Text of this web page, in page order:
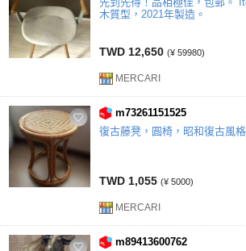
木質型，2021年製造。
TWD 12,650 (¥ 59980)
MERCARI
m73261151525
復古藤凳，圓椅，昭和復古風格
TWD 1,055 (¥ 5000)
MERCARI
m89413600762